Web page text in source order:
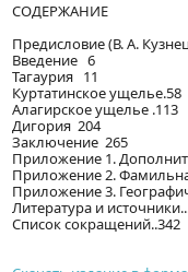
СОДЕРЖАНИЕ
Предисловие (В. А.
Введение 6
Тагаурия 11
Куртатинское ущелье.58
Алагирское ущелье .113
Дигория 204
Заключение 265
Приложение 1.
Приложение 2.
Приложение 3.
Литература и
Список сокращений..342